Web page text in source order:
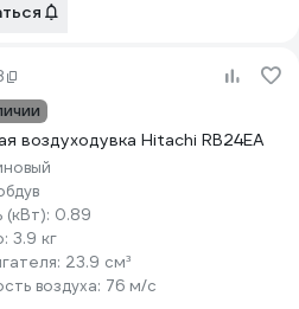
воздуходувка Hitachi RB24EA
0.89
3.9 кг
23.9 см³
воздуха: 76 м/с